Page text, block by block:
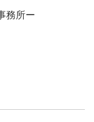
務所ー